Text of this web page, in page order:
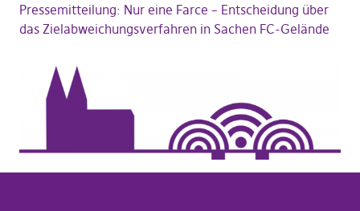
Pressemitteilung: Nur eine Farce – Entscheidung über
das Zielabweichungsverfahren in Sachen FC-Gelände